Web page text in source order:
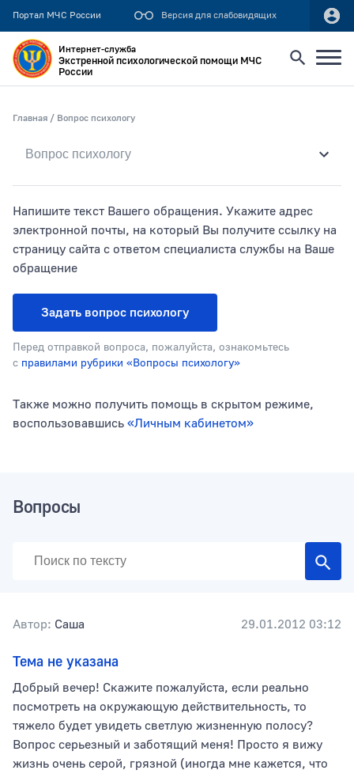
Портал МЧС России Версия для слабовидящих
Искать по:
Публикация не ранее
Публикация не позднее
Тип раздела
Интернет-служба
Экстренной психологической помощи МЧС
России
Главная Вопрос психологу
Напишите текст Вашего обращения. Укажите адрес
электронной почты, на который Вы получите ссылку на
страницу сайта с ответом специалиста службы на Ваше
обращение
Задать вопрос психологу
Перед отправкой вопроса, пожалуйста, ознакомьтесь
с правилами рубрики «Вопросы психологу»
Также можно получить помощь в скрытом режиме,
воспользовавшись «Личным кабинетом»
Вопросы
Автор: Саша 29.01.2012 03:12
Тема не указана
Добрый вечер! Скажите пожалуйста, если реально
посмотреть на окружающую действительность, то
тяжело будет увидеть светлую жизненную полосу?
Вопрос серьезный и заботящий меня! Просто я вижу
жизнь очень серой, грязной (иногда мне кажется, что